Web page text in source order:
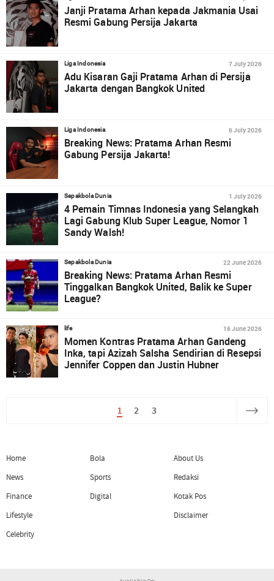
Janji Pratama Arhan kepada Jakmania Usai
Resmi Gabung Persija Jakarta
Liga Indonesia 7 July 2026
Adu Kisaran Gaji Pratama Arhan di Persija
Jakarta dengan Bangkok United
Liga Indonesia 6 July 2026
Breaking News: Pratama Arhan Resmi
Gabung Persija Jakarta!
Sepakbola Dunia 1 July 2026
4 Pemain Timnas Indonesia yang Selangkah
Lagi Gabung Klub Super League, Nomor 1
Sandy Walsh!
Sepakbola Dunia 22 June 2026
Breaking News: Pratama Arhan Resmi
Tinggalkan Bangkok United, Balik ke Super
League?
life 16 June 2026
Momen Kontras Pratama Arhan Gandeng
Inka, tapi Azizah Salsha Sendirian di Resepsi
Jennifer Coppen dan Justin Hubner
1 2 3
Home
News
Finance
Lifestyle
Celebrity
Bola
Sports
Digital
About Us
Redaksi
Kotak Pos
Disclaimer